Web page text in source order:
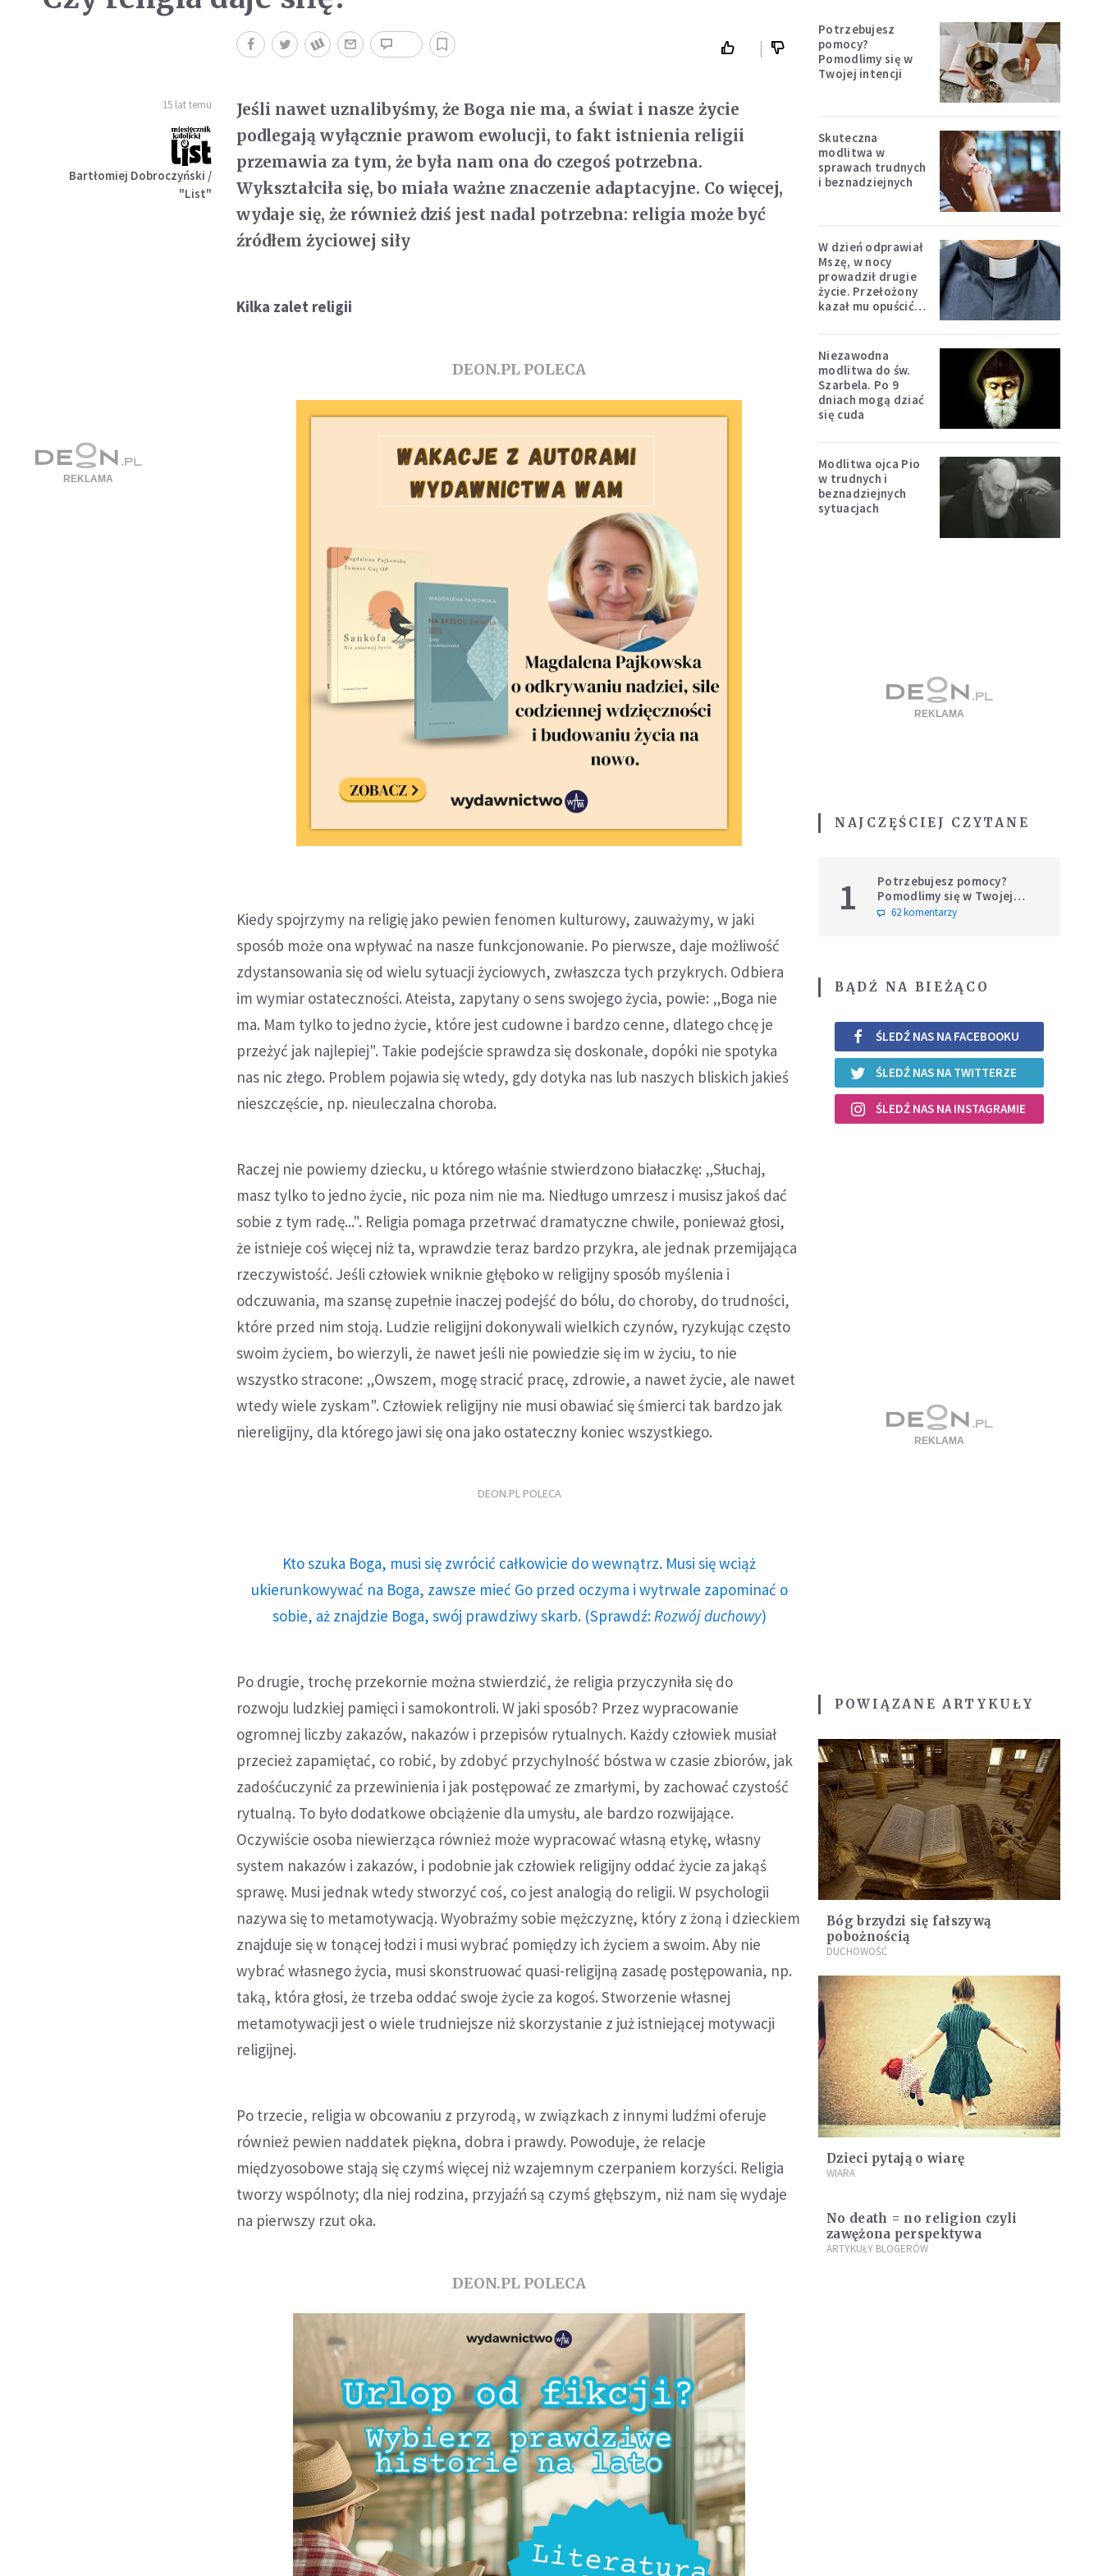
15 lat temu
Bartłomiej Dobroczyński /
"List"
Jeśli nawet uznalibyśmy, że Boga nie ma, a świat i nasze życie
podlegają wyłącznie prawom ewolucji, to fakt istnienia religii
przemawia za tym, że była nam ona do czegoś potrzebna.
Wykształciła się, bo miała ważne znaczenie adaptacyjne. Co więcej,
wydaje się, że również dziś jest nadal potrzebna: religia może być
źródłem życiowej siły
Kilka zalet religii
DEON.PL POLECA
Kiedy spojrzymy na religię jako pewien fenomen kulturowy, zauważymy, w jaki
sposób może ona wpływać na nasze funkcjonowanie. Po pierwsze, daje możliwość
zdystansowania się od wielu sytuacji życiowych, zwłaszcza tych przykrych. Odbiera
im wymiar ostateczności. Ateista, zapytany o sens swojego życia, powie: „Boga nie
ma. Mam tylko to jedno życie, które jest cudowne i bardzo cenne, dlatego chcę je
przeżyć jak najlepiej". Takie podejście sprawdza się doskonale, dopóki nie spotyka
nas nic złego. Problem pojawia się wtedy, gdy dotyka nas lub naszych bliskich jakieś
nieszczęście, np. nieuleczalna choroba.
Raczej nie powiemy dziecku, u którego właśnie stwierdzono białaczkę: „Słuchaj,
masz tylko to jedno życie, nic poza nim nie ma. Niedługo umrzesz i musisz jakoś dać
sobie z tym radę...". Religia pomaga przetrwać dramatyczne chwile, ponieważ głosi,
że istnieje coś więcej niż ta, wprawdzie teraz bardzo przykra, ale jednak przemijająca
rzeczywistość. Jeśli człowiek wniknie głęboko w religijny sposób myślenia i
odczuwania, ma szansę zupełnie inaczej podejść do bólu, do choroby, do trudności,
które przed nim stoją. Ludzie religijni dokonywali wielkich czynów, ryzykując często
swoim życiem, bo wierzyli, że nawet jeśli nie powiedzie się im w życiu, to nie
wszystko stracone: „Owszem, mogę stracić pracę, zdrowie, a nawet życie, ale nawet
wtedy wiele zyskam". Człowiek religijny nie musi obawiać się śmierci tak bardzo jak
niereligijny, dla którego jawi się ona jako ostateczny koniec wszystkiego.
DEON.PL POLECA
Kto szuka Boga, musi się zwrócić całkowicie do wewnątrz. Musi się wciąż
ukierunkowywać na Boga, zawsze mieć Go przed oczyma i wytrwale zapominać o
sobie, aż znajdzie Boga, swój prawdziwy skarb. (Sprawdź:Rozwój duchowy)
Po drugie, trochę przekornie można stwierdzić, że religia przyczyniła się do
rozwoju ludzkiej pamięci i samokontroli. W jaki sposób? Przez wypracowanie
ogromnej liczby zakazów, nakazów i przepisów rytualnych. Każdy człowiek musiał
przecież zapamiętać, co robić, by zdobyć przychylność bóstwa w czasie zbiorów, jak
zadośćuczynić za przewinienia i jak postępować ze zmarłymi, by zachować czystość
rytualną. To było dodatkowe obciążenie dla umysłu, ale bardzo rozwijające.
Oczywiście osoba niewierząca również może wypracować własną etykę, własny
system nakazów i zakazów, i podobnie jak człowiek religijny oddać życie za jakąś
sprawę. Musi jednak wtedy stworzyć coś, co jest analogią do religii. W psychologii
nazywa się to metamotywacją. Wyobraźmy sobie mężczyznę, który z żoną i dzieckiem
znajduje się w tonącej łodzi i musi wybrać pomiędzy ich życiem a swoim. Aby nie
wybrać własnego życia, musi skonstruować quasi-religijną zasadę postępowania, np.
taką, która głosi, że trzeba oddać swoje życie za kogoś. Stworzenie własnej
metamotywacji jest o wiele trudniejsze niż skorzystanie z już istniejącej motywacji
religijnej.
Po trzecie, religia w obcowaniu z przyrodą, w związkach z innymi ludźmi oferuje
również pewien naddatek piękna, dobra i prawdy. Powoduje, że relacje
międzyosobowe stają się czymś więcej niż wzajemnym czerpaniem korzyści. Religia
tworzy wspólnoty; dla niej rodzina, przyjaźń są czymś głębszym, niż nam się wydaje
na pierwszy rzut oka.
DEON.PL POLECA
Potrzebujesz
pomocy?
Pomodlimy się w
Twojej intencji
Skuteczna
modlitwa w
sprawach trudnych
i beznadziejnych
W dzień odprawiał
Mszę, w nocy
prowadził drugie
życie. Przełożony
kazał mu opuścić
Niezawodna
modlitwa do św.
Szarbela. Po 9
dniach mogą dziać
się cuda
Modlitwa ojca Pio
w trudnych i
beznadziejnych
sytuacjach
NAJCZĘŚCIEJ CZYTANE
1
Potrzebujesz pomocy?
Pomodlimy się w Twojej
intencji
62 komentarzy
BĄDŹ NA BIEŻĄCO
ŚLEDŹ NAS NA FACEBOOKU
ŚLEDŹ NAS NA TWITTERZE
ŚLEDŹ NAS NA INSTAGRAMIE
POWIĄZANE ARTYKUŁY
Bóg brzydzi się fałszywą
pobożnością
DUCHOWOŚĆ
Dzieci pytają o wiarę
WIARA
No death = no religion czyli
zawężona perspektywa
ARTYKUŁY BLOGERÓW